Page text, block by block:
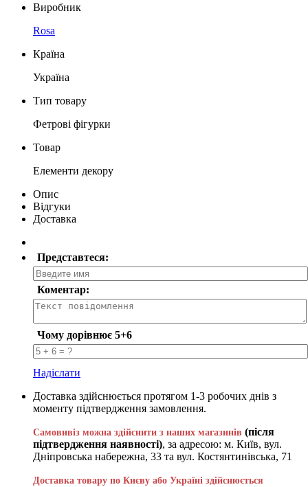
Виробник
Rosa
Країна
Україна
Тип товару
Фетрові фігурки
Товар
Елементи декору
Опис
Відгуки
Доставка
Представтеся:
Коментар:
Чому дорівнює 5+6
Надіслати
Доставка здійснюється протягом 1-3 робочих днів з
моменту підтвердження замовлення.
Самовивіз можна здійснити з наших магазинів (після
підтвердження наявності), за адресою: м. Київ, вул.
Дніпровська набережна, 33 та вул. Костянтинівська, 71
Доставка товару по Києву або Україні здійснюється